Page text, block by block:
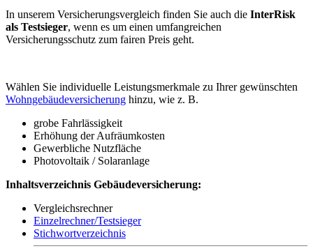
In unserem Versicherungsvergleich finden Sie auch die InterRisk
als Testsieger, wenn es um einen umfangreichen
Versicherungsschutz zum fairen Preis geht.
Wählen Sie individuelle Leistungsmerkmale zu Ihrer gewünschten
Wohngebäudeversicherung hinzu, wie z. B.
grobe Fahrlässigkeit
Erhöhung der Aufräumkosten
Gewerbliche Nutzfläche
Photovoltaik / Solaranlage
Inhaltsverzeichnis Gebäudeversicherung:
Vergleichsrechner
Einzelrechner/Testsieger
Stichwortverzeichnis